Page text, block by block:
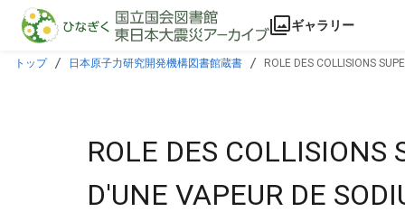
本文に飛ぶ
ギャラリー
トップ 日本原子力研究開発機構図書館蔵書 ROLE DES COLLISIONS
ROLE DES COLLISIONS
D'UNE VAPEUR DE